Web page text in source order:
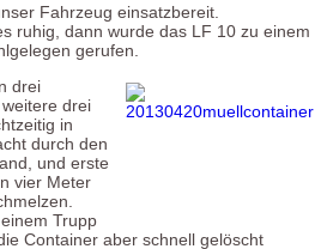
Fahrzeug einsatzbereit.
ruhig, dann wurde das LF 10 zu einem
gerufen.
drei
drei
in
durch den
und erste
vier Meter
Trupp
Container aber schnell gelöscht